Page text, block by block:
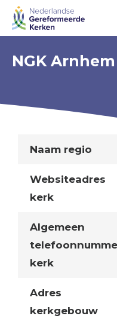
Skip
navigation
NGK
Naam regio
Websiteadres
kerk
Algemeen
kerk
Adres
kerkgebouw